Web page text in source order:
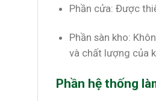
Phần cửa: Được
Phần sàn kho:
và chất lượng của
Phần hệ thống